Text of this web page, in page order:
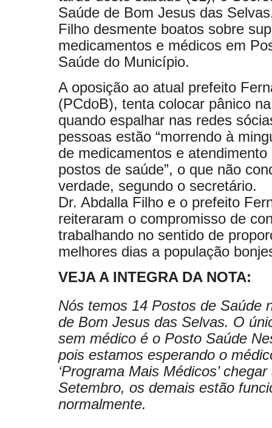
Saúde de Bom Jesus das
Filho desmente boatos sobre
medicamentos e médicos em
Saúde do Município.
A oposição ao atual prefeito
(PCdoB), tenta colocar pânico
quando espalhar nas redes
pessoas estão “morrendo à
de medicamentos e atendimento
postos de saúde”, o que não
verdade, segundo o secretário.
Dr. Abdalla Filho e o prefeito
reiteraram o compromisso de
trabalhando no sentido de
melhores dias a população
VEJA A INTEGRA DA NOTA:
Nós temos 14 Postos de Saúde
de Bom Jesus das Selvas. O
sem médico é o Posto Saúde
pois estamos esperando o
‘Programa Mais Médicos’
Setembro, os demais estão
normalmente.